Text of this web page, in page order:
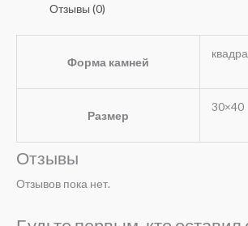
Отзывы (0)
Форма камней
Размер
30×40
Отзывы
Отзывов пока нет.